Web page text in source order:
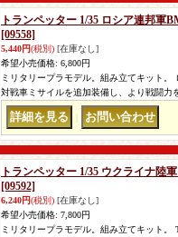
トランペッター 1/35 ロシア連邦軍
[09558]
5,440円(税別) [在庫なし]
希望小売価格: 6,800円
ミリタリープラモデル。組み立てキット
対戦車ミサイルを追加装備し、より戦闘力
トランペッター 1/35 ウクライナ陸
[09592]
6,240円(税別) [在庫なし]
希望小売価格: 7,800円
ミリタリープラモデル。組み立てキット